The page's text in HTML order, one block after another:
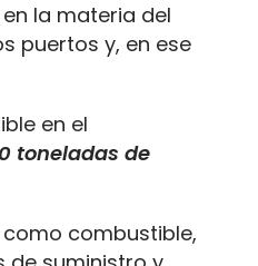
la materia del
puertos y, en ese
en el
toneladas de
como combustible,